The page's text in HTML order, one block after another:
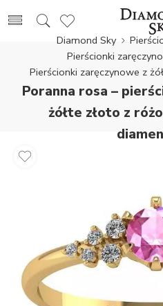
Diamond Sky
Pierścionki
Pierścionki zaręczynowe z
Poranna rosa –
żółte złoto z